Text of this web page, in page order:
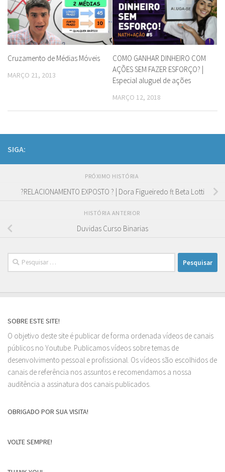
Cruzamento de Médias Móveis
MARÇO 21, 2013
COMO GANHAR DINHEIRO COM
AÇÕES SEM FAZER ESFORÇO? |
Especial aluguel de ações
MARÇO 12, 2018
SIGA:
PRÓXIMO HISTÓRIA
?RELACIONAMENTO EXPOSTO ? | Dora Figueiredo ft Beta Lotti
HISTÓRIA ANTERIOR
Duvidas Curso Binarias
Pesquisar
por:
SOBRE ESTE SITE!
O objetivo deste site é publicar de forma ordenada vídeos de canais
públicos no Youtube. Publicamos vídeos sobre temas de
desenvolvimento pessoal e profissional. Os vídeos são escolhidos de
canais de referência nos assuntos e recomendamos a nossa
auditência a assinatura dos canais publicados.
OBRIGADO POR SUA VISITA!
VOLTE SEMPRE!